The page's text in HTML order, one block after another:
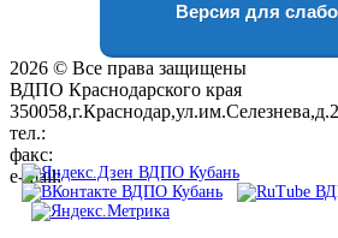
Версия для
2026 © Все права защищены
ВДПО Краснодарского края
тел.:
факс:
e-mail:01@vdpokuban.ru